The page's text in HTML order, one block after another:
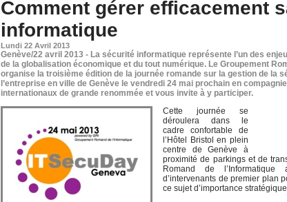
Comment gérer efficacement
informatique
Lundi 22 Avril 2013
Genève/22 avril 2013 - La sécurité informatique représente l’un des
de la globalisation économique et du tout numérique. Le Groupement
organise la troisième édition de la journée romande sur la gestion de la
l’entreprise en ville de Genève le vendredi 24 mai prochain en
internationaux de grande renommée et vous invite à y participer.
Cette journée se
déroulera dans le
cadre confortable de
l’Hôtel Bristol en plein
centre de Genève à
proximité de parkings et de
Romand de
d’intervenants de premier plan
ce sujet d’importance